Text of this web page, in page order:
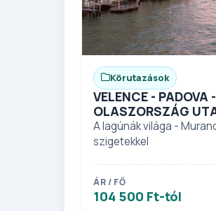
Körutazások
VELENCE - PADOVA
OLASZORSZÁG
A lagúnák világa -
szigetekkel
ÁR / FŐ
104 500 Ft-tól